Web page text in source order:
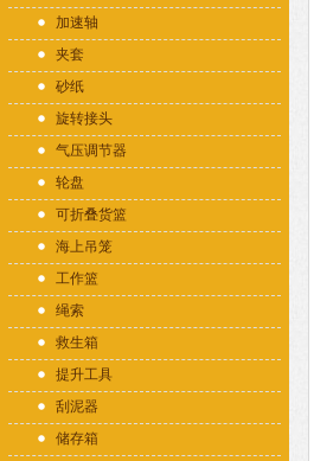
加速轴
夹套
砂纸
旋转接头
气压调节器
轮盘
可折叠货篮
海上吊笼
工作篮
绳索
救生箱
提升工具
刮泥器
储存箱